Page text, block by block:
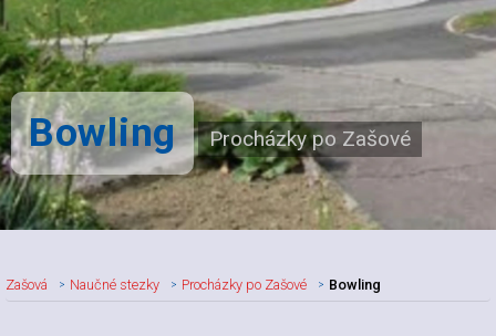
Bowling Procházky po Zašové
Zašová Naučné stezky Procházky po Zašové Bowling